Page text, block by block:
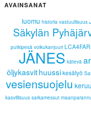
AVAINSANAT
luomu historia vastuullisuus
Säkylän
putkipesä voikukanjuuri
JÄNES kätevä
öljykasvithuussikesätyö
vesiensuojelu
kasvillisuus sarkamessut